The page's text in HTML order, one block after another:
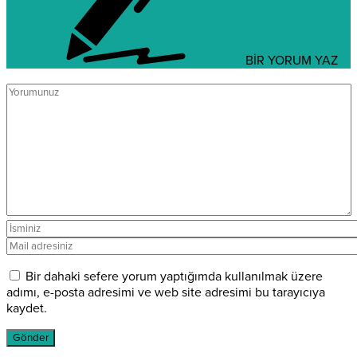
BİR YORUM YAZ
Bir dahaki sefere yorum yaptığımda kullanılmak üzere
adımı, e-posta adresimi ve web site adresimi bu tarayıcıya
kaydet.